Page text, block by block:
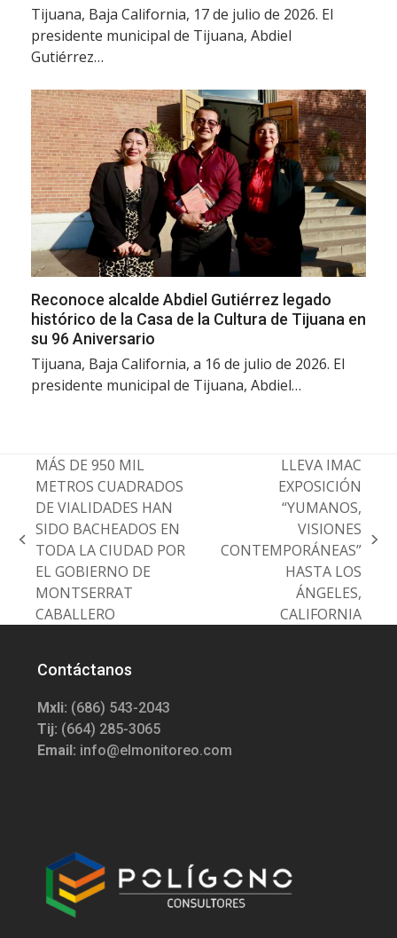
Tijuana, Baja California, 17 de julio de 2026. El
presidente municipal de Tijuana, Abdiel
Gutiérrez…
Reconoce alcalde Abdiel Gutiérrez legado
histórico de la Casa de la Cultura de Tijuana en
su 96 Aniversario
Tijuana, Baja California, a 16 de julio de 2026. El
presidente municipal de Tijuana, Abdiel…
previous
post:
MÁS DE 950 MIL
METROS CUADRADOS
DE VIALIDADES HAN
SIDO BACHEADOS EN
TODA LA CIUDAD POR
EL GOBIERNO DE
MONTSERRAT
CABALLERO
next
LLEVA IMAC
EXPOSICIÓN
“YUMANOS,
VISIONES
CONTEMPORÁNEAS”
HASTA LOS
ÁNGELES,
CALIFORNIA
Contáctanos
Mxli: (686) 543-2043
Tij: (664) 285-3065
Email: info@elmonitoreo.com